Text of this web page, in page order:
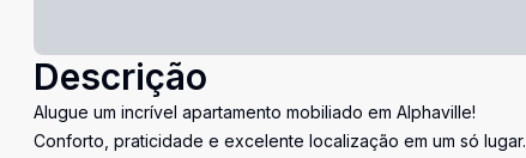
Descrição
Alugue um incrível apartamento mobiliado em Alphaville!
Conforto, praticidade e excelente localização em um só lugar.